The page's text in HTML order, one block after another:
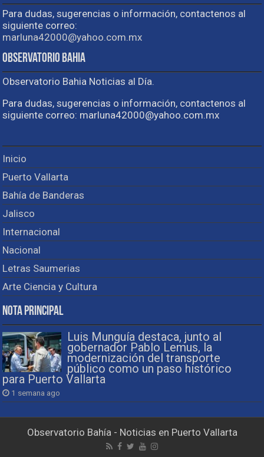
Para dudas, sugerencias o información, contactenos al
siguiente correo:
marluna42000@yahoo.com.mx
Observatorio Bahia
Observatorio Bahia Noticias al Día.
Para dudas, sugerencias o información, contactenos al
siguiente correo: marluna42000@yahoo.com.mx
Inicio
Puerto Vallarta
Bahía de Banderas
Jalisco
Internacional
Nacional
Letras Saumerias
Arte Ciencia y Cultura
Nota Principal
Luis Munguía destaca, junto al
gobernador Pablo Lemus, la
modernización del transporte
público como un paso histórico
para Puerto Vallarta
1 semana ago
Observatorio Bahía - Noticias en Puerto Vallarta